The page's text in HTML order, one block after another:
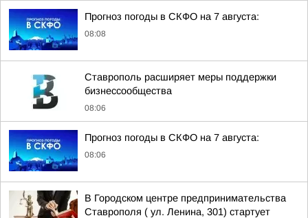
Прогноз погоды в СКФО на 7 августа:
08:08
Ставрополь расширяет меры поддержки
бизнессообщества
08:06
Прогноз погоды в СКФО на 7 августа:
08:06
В Городском центре предпринимательства
Ставрополя ( ул. Ленина, 301) стартует